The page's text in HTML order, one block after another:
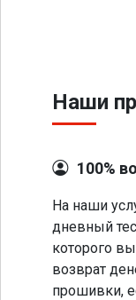
Наши
100%
На наши
дневный
которого
возврат
прошивки,